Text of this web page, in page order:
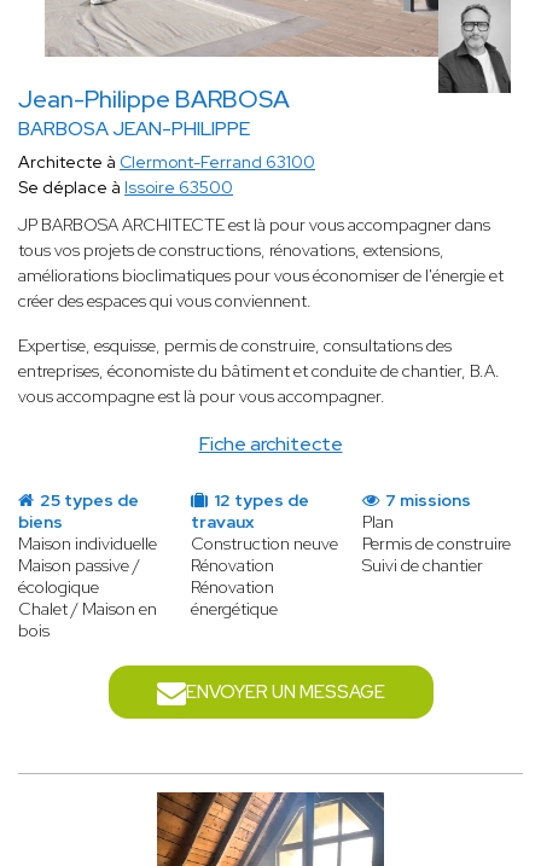
Jean-Philippe BARBOSA
BARBOSA JEAN-PHILIPPE
Fiche architecte
Architecte à Clermont-Ferrand 63100
Se déplace à Issoire 63500
JP BARBOSA ARCHITECTE est là pour vous accompagner dans
tous vos projets de constructions, rénovations, extensions,
améliorations bioclimatiques pour vous économiser de l'énergie et
créer des espaces qui vous conviennent.
Expertise, esquisse, permis de construire, consultations des
entreprises, économiste du bâtiment et conduite de chantier, B.A.
vous accompagne est là pour vous accompagner.
25 types de
biens
Maison individuelle
Maison passive /
écologique
Chalet / Maison en
bois
12 types de
travaux
Construction neuve
Rénovation
Rénovation
énergétique
7 missions
Plan
Permis de construire
Suivi de chantier
ENVOYER UN MESSAGE